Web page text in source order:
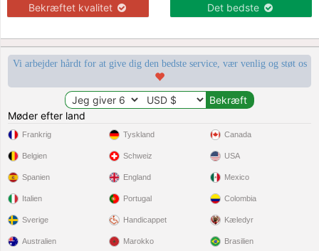
Bekræftet kvalitet Det bedste
Vi arbejder hårdt for at give dig den bedste service, vær venlig og støt os
Møder efter land
Frankrig
Belgien
Spanien
Italien
Sverige
Tyskland
Schweiz
England
Portugal
Handicappet
Canada
USA
Mexico
Colombia
Kæledyr
Australien Marokko Brasilien